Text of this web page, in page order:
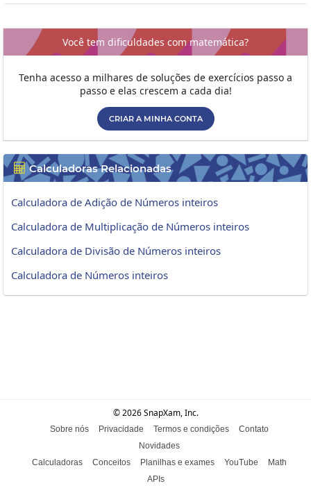
Você tem dificuldades com matemática?
Tenha acesso a milhares de soluções de exercícios passo a
passo e elas crescem a cada dia!
CRIAR A MINHA CONTA
 Calculadoras Relacionadas
Calculadora de Adição de Números inteiros
Calculadora de Multiplicação de Números inteiros
Calculadora de Divisão de Números inteiros
Calculadora de Números inteiros
© 2026 SnapXam, Inc.
Sobre nós Privacidade Termos e condições
Contato
Novidades
Calculadoras
Conceitos Planilhas e exames YouTube
Math
APIs